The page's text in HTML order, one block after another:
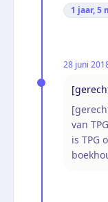
1 jaar, 5
28 juni
van
is TPG